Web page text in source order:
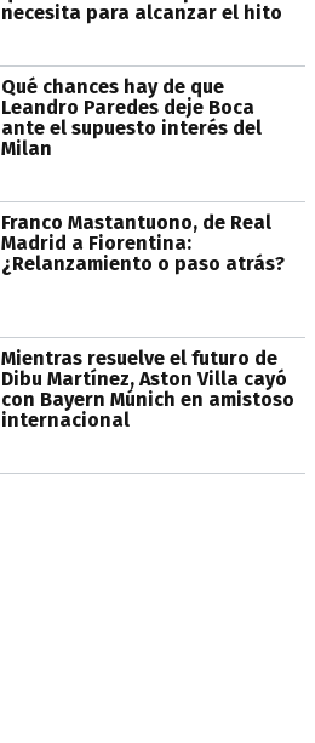
necesita para alcanzar el hito
Qué chances hay de que
Leandro Paredes deje Boca
ante el supuesto interés del
Milan
Franco Mastantuono, de Real
Madrid a Fiorentina:
¿Relanzamiento o paso atrás?
Mientras resuelve el futuro de
Dibu Martínez, Aston Villa cayó
con Bayern Múnich en amistoso
internacional